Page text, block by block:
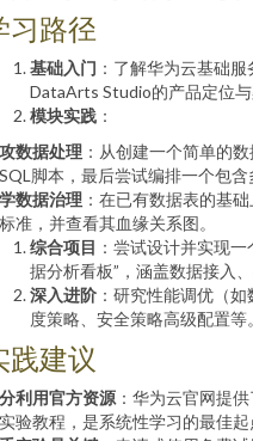
习路径
基础入门 ：了解华为云基础
DataArts Studio的产品定位与
模块实践 ：
数据处理 ：从创建一个简单的
脚本，最后尝试编排一个包含
数据治理 ：在已有数据表的基
准，并查看其血缘关系图。
综合项目 ：尝试设计并实现
据分析看板”，涵盖数据接入
深入进阶 ：研究性能调优（
度策略、安全策略高级配置等。
践建议
利用官方资源 ：华为云官网提
验教程，是系统性学习的最佳起